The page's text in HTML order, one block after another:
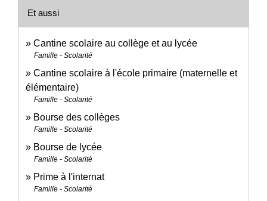
Et aussi
Cantine scolaire au collège et au lycée
Famille - Scolarité
Cantine scolaire à l'école primaire (maternelle et
élémentaire)
Famille - Scolarité
Bourse des collèges
Famille - Scolarité
Bourse de lycée
Famille - Scolarité
Prime à l'internat
Famille - Scolarité